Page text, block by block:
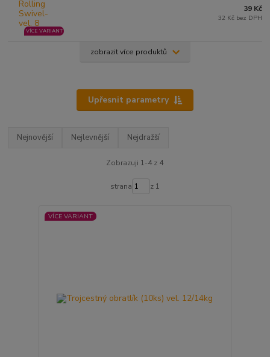
VÍCE VARIANT
39 Kč
32 Kč bez DPH
zobrazit více produktů
Upřesnit parametry
Nejnovější Nejlevnější Nejdražší
Zobrazuji 1-4 z 4
strana z 1
VÍCE VARIANT